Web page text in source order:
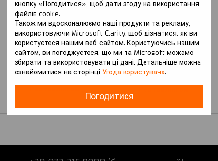
кнопку «Погодитися», щоб дати згоду на використання
файлів cookie.
Також ми вдосконалюємо наші продукти та рекламу,
використовуючи Microsoft Clarity, щоб дізнатися, як ви
користуєтеся нашим веб-сайтом. Користуючись нашим
сайтом, ви погоджуєтеся, що ми та Microsoft можемо
збирати та використовувати ці дані. Детальніше можна
ознайомитися на сторінці Угода користувача.
Погодитися
Артикул: Azera (2012-2016 р.) V
покоління (HG) вкл. з
Рестайлінгом
Захист на Hyundai Azera
(2012-2016 р.) V
покоління (HG) вкл. з
Артикул: Azera (2016-2023 р.) VI
покоління (IG) вкл. з
Рестайлінгом
HYUNDAI
Захист на Hyundai Azera
(2016-2023 р.) VI
покоління (IG) вкл. з